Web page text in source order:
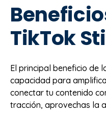
TikTok
El principal beneficio de
capacidad para
conectar tu contenido
tracción, aprovechas la